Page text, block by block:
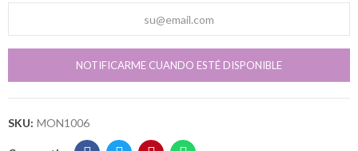
NOTIFICARME CUANDO ESTÉ DISPONIBLE
SKU: MON1006